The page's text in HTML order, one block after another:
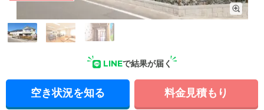
LINEで結果が届く
空き状況を知る 料金見積もり